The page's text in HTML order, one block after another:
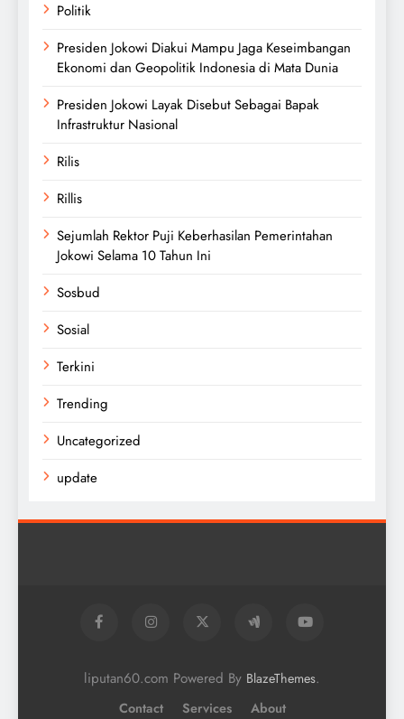
Politik
Presiden Jokowi Diakui Mampu Jaga Keseimbangan
Ekonomi dan Geopolitik Indonesia di Mata Dunia
Presiden Jokowi Layak Disebut Sebagai Bapak
Infrastruktur Nasional
Rilis
Rillis
Sejumlah Rektor Puji Keberhasilan Pemerintahan
Jokowi Selama 10 Tahun Ini
Sosbud
Sosial
Terkini
Trending
Uncategorized
update
liputan60.com Powered By BlazeThemes.
Contact Services About